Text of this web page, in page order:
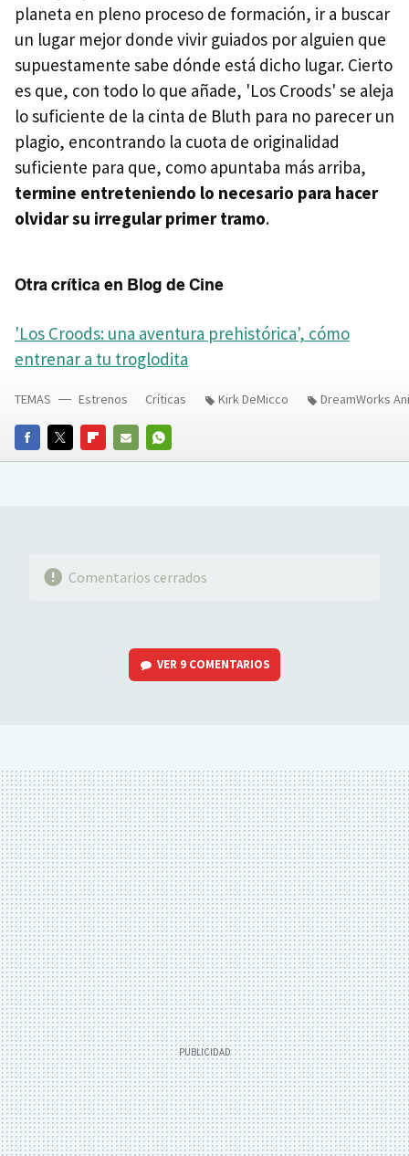
planeta en pleno proceso de formación, ir a buscar
un lugar mejor donde vivir guiados por alguien que
supuestamente sabe dónde está dicho lugar. Cierto
es que, con todo lo que añade, 'Los Croods' se aleja
lo suficiente de la cinta de Bluth para no parecer un
plagio, encontrando la cuota de originalidad
suficiente para que, como apuntaba más arriba,
termine entreteniendo lo necesario para hacer
olvidar su irregular primer tramo.
Otra crítica en Blog de Cine
'Los Croods: una aventura prehistórica', cómo
entrenar a tu troglodita
FACEBOOKTWITTERFLIPBOARD
E-
WHATSAPP
TEMAS Estrenos Críticas Kirk DeMicco DreamWorks
Comentarios cerrados
VER 9 COMENTARIOS